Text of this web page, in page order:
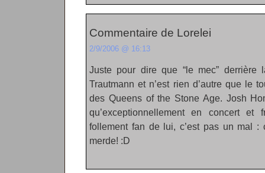
Commentaire de Lorelei
2/9/2006 @ 16:13
Juste pour dire que “le mec” derrière
Trautmann et n’est rien d’autre que le
des Queens of the Stone Age. Josh
qu’exceptionnellement en concert et
follement fan de lui, c’est pas un mal :
merde! :D